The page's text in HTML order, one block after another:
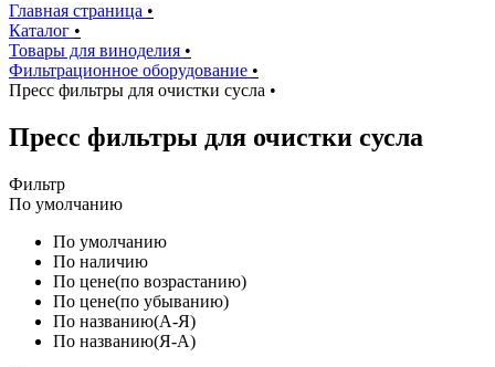
Главная страница •
Каталог •
Товары для виноделия •
Фильтрационное оборудование •
Пресс фильтры для очистки сусла •
Пресс фильтры для очистки сусла
Фильтр
По умолчанию
По умолчанию
По наличию
По цене(по возрастанию)
По цене(по убыванию)
По названию(А-Я)
По названию(Я-А)